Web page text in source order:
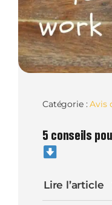
Catégorie :Avis
5 conseils
Lire l’article